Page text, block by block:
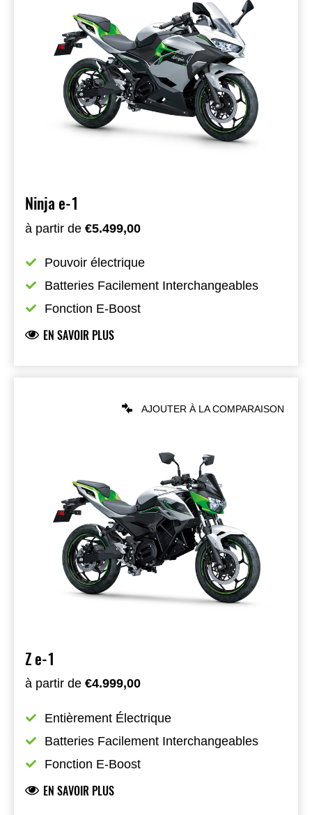
Ninja e-1
à partir de €5.499,00
Pouvoir électrique
Batteries Facilement Interchangeables
Fonction E-Boost
EN SAVOIR PLUS
AJOUTER À LA COMPARAISON
Z e-1
à partir de €4.999,00
Entièrement Électrique
Batteries Facilement Interchangeables
Fonction E-Boost
EN SAVOIR PLUS